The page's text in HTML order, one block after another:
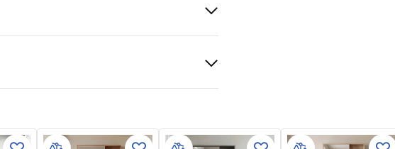
Aluminium , Sanitärkeramik, Kunststoff
710
mm
Instrukcja_monta__u_Zestaw_meb
li___azienkowych_DE07-70.pdf